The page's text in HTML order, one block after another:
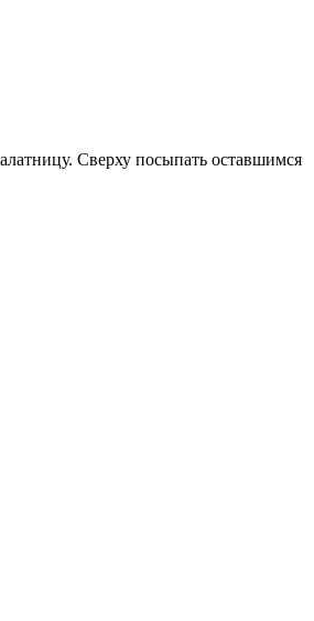
Сверху посыпать оставшимся